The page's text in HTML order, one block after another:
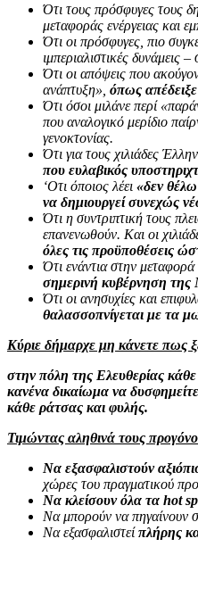
Ότι τους πρόσφυγες τους
μεταφοράς ενέργειας και
Ότι οι πρόσφυγες, πιο
ιμπεριαλιστικές δυνάμεις –
Ότι οι απόψεις που
ανάπτυξη», όπως
Ότι όσοι μιλάνε περί
που αναλογικό μερίδιο
γενοκτονίας.
Ότι για τους χιλιάδες
που ευλαβικός
‘Οτι όποιος λέει «δεν
να δημιουργεί συνεχώς
Ότι η συντριπτική τους
επανενωθούν. Και οι
όλες τις προϋποθέσεις
Ότι ενάντια στην
σημερινή κυβέρνηση της
Ότι οι ανησυχίες και
θαλασσοπνίγεται με τα
Κύριε δήμαρχε μη κάνετε πως
στην πόλη της Ελευθερίας
κανένα δικαίωμα να
κάθε ράτσας και φυλής.
Τιμώντας αληθινά τους
Να εξασφαλιστούν
χώρες του πραγματικού
Να κλείσουν όλα τα hot
Να μπορούν να πηγαίνουν
Να εξασφαλιστείπλήρης